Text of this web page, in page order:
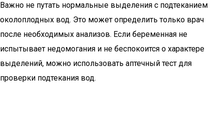
Важно не путать нормальные выделения с подтеканием
околоплодных вод. Это может определить только врач
после необходимых анализов. Если беременная не
испытывает недомогания и не беспокоится о характере
выделений, можно использовать аптечный тест для
проверки подтекания вод.